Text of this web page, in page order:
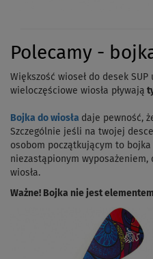
Polecamy -
Większość wioseł do desek
wieloczęściowe wiosła pływają
Bojka do wiosła daje pewność,
Szczególnie jeśli na twojej
osobom początkującym to bojka
niezastąpionym
wiosła.
Ważne! Bojka nie jest elementem